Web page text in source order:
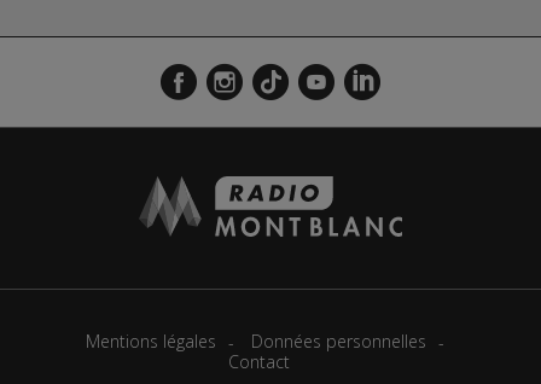
Mentions légales
Données personnelles
Contact